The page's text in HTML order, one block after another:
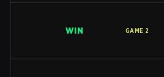
WIN GAME 2